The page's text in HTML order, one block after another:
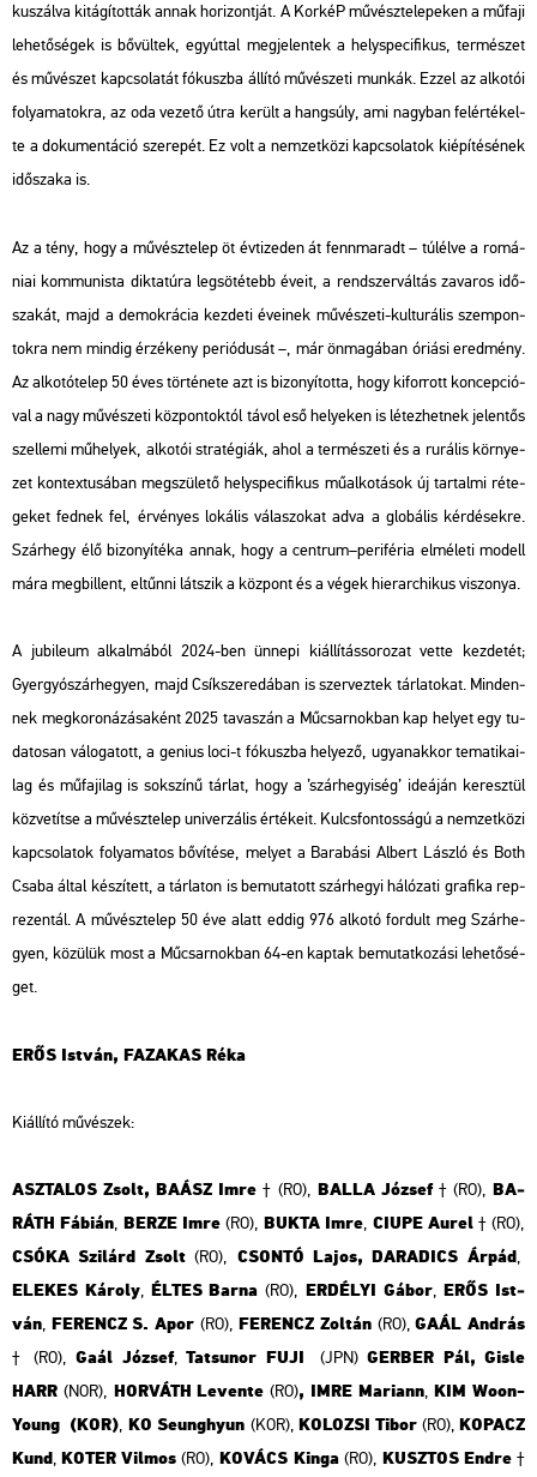
kusz­ál­va ki­tá­gí­tot­ták annak ho­ri­zont­ját. A Kor­kéP mű­vész­te­le­pe­ken a mű­fa­ji
le­he­tő­sé­gek is bő­vül­tek, egy­út­tal meg­je­len­tek a hely­spe­ci­fi­kus, ter­mé­szet
és mű­vé­szet kap­cso­la­tát fó­kusz­ba ál­lí­tó mű­vé­sze­ti mun­kák. Ezzel az al­ko­tói
fo­lya­ma­tok­ra, az oda ve­ze­tő útra ke­rült a hang­súly, ami nagy­ban fel­ér­té­kel­
te a do­ku­men­tá­ció sze­re­pét. Ez volt a nem­zet­kö­zi kap­cso­la­tok ki­épí­té­sé­nek
idő­sza­ka is.
Az a tény, hogy a mű­vész­te­lep öt év­ti­ze­den át fenn­ma­radt – túl­él­ve a ro­má­
ni­ai kom­mu­nis­ta dik­ta­tú­ra leg­sö­té­tebb éveit, a rend­szer­vál­tás za­va­ros idő­
sza­kát, majd a de­mok­rá­cia kez­de­ti éve­i­nek mű­vé­sze­ti-kul­tu­rá­lis szem­pon­
tok­ra nem min­dig ér­zé­keny pe­ri­ó­du­sát –, már ön­ma­gá­ban óri­á­si ered­mény.
Az al­ko­tó­te­lep 50 éves tör­té­ne­te azt is bi­zo­nyí­tot­ta, hogy ki­for­rott kon­cep­ci­ó­
val a nagy mű­vé­sze­ti köz­pon­tok­tól távol eső he­lye­ken is lé­tez­het­nek je­len­tős
szel­le­mi mű­he­lyek, al­ko­tói stra­té­gi­ák, ahol a ter­mé­sze­ti és a ru­rá­lis kör­nye­
zet kon­tex­tu­sá­ban meg­szü­le­tő hely­spe­ci­fi­kus mű­al­ko­tá­sok új tar­tal­mi ré­te­
ge­ket fed­nek fel, ér­vé­nyes lo­ká­lis vá­la­szo­kat adva a glo­bá­lis kér­dé­sek­re.
Szár­hegy élő bi­zo­nyí­té­ka annak, hogy a cent­rum–pe­ri­fé­ria el­mé­le­ti mo­dell
mára meg­bil­lent, el­tűn­ni lát­szik a köz­pont és a végek hi­e­rar­chi­kus vi­szo­nya.
A ju­bi­le­um al­kal­má­ból 2024-ben ün­ne­pi ki­ál­lí­tás­so­ro­zat vette kez­de­tét;
Gyer­gyó­szár­he­gyen, majd Csík­sze­re­dá­ban is szer­vez­tek tár­la­to­kat. Minden­
nek meg­ko­ro­ná­zá­sa­ként 2025 ta­va­szán a Mű­csar­nok­ban kap he­lyet egy tu­
da­to­san vá­lo­ga­tott, a ge­ni­us loci-t fó­kusz­ba he­lye­ző, ugyan­ak­kor te­ma­ti­ka­i­
lag és mű­fa­ji­lag is sok­szí­nű tár­lat, hogy a ’szár­hegyi­ség’ ide­á­ján ke­resz­tül
köz­ve­tít­se a mű­vész­te­lep uni­ver­zá­lis ér­té­ke­it. Kulcs­fon­tos­sá­gú a nem­zet­kö­zi
kap­cso­la­tok fo­lya­ma­tos bő­ví­té­se, me­lyet a Ba­ra­bá­si Al­bert Lász­ló és Both
Csaba által ké­szí­tett, a tár­la­ton is be­mu­ta­tott szár­he­gyi há­ló­za­ti gra­fi­ka rep­
re­zen­tál. A mű­vész­te­lep 50 éve alatt eddig 976 al­ko­tó for­dult meg Szár­he­
gyen, kö­zü­lük most a Mű­csar­nok­ban 64-en kap­tak be­mu­tat­ko­zá­si le­he­tő­sé­
get.
ERŐS Ist­ván, FA­ZA­KAS Réka
Ki­ál­lí­tó mű­vé­szek:
ASZ­TA­LOS Zsolt, BAÁSZ Imre † (RO), BALLA Jó­zsef † (RO), BA­
RÁTH Fá­bi­án, BERZE Imre (RO), BUKTA Imre, CIUPE Aurel † (RO),
CSÓKA Szi­lárd Zsolt(RO), CSON­TÓ Lajos, DA­RA­DICS Árpád,
ELE­KES Ká­roly, ÉLTES Barna (RO), ER­DÉ­LYI Gábor, ERŐS Ist­
ván, FE­RENCZ S. Apor (RO), FE­RENCZ Zol­tán (RO),GAÁL And­rás
† (RO), Gaál Jó­zsef,Tat­sunor FUJI (JPN)GER­BER Pál, Gisle
HARR (NOR), HOR­VÁTH Le­ven­te (RO), IMRE Ma­ri­ann, KIM Woon-
Young (KOR), KO Se­un­ghyun (KOR), KO­LO­ZSI Tibor (RO),KO­PACZ
Kund,KOTER Vil­mos(RO), KO­VÁCS Kinga (RO), KUSZ­TOS Endre†